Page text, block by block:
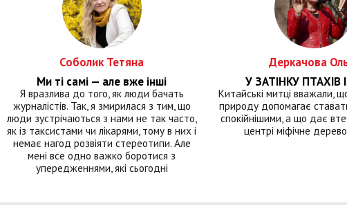
Соболик Тетяна
Ми ті самі — але вже інші
Я вразлива до того, як люди бачать
журналістів. Так, я змирилася з тим, що
люди зустрічаються з нами не так часто,
як із таксистами чи лікарями, тому в них і
немає нагод розвіяти стереотипи. Але
мені все одно важко боротися з
упередженнями, які сьогодні
Деркачова
У ЗАТІНКУ ПТАХІВ
Китайські митці вважали,
природу допомагає
спокійнішими, а що дає
центрі міфічне